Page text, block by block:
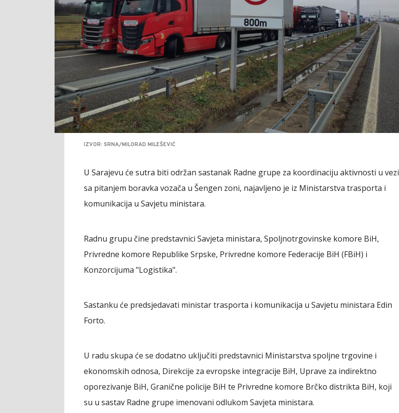
IZVOR: SRNA/MILORAD MILEŠEVIĆ
U Sarajevu će sutra biti održan sastanak Radne grupe za koordinaciju aktivnosti u vezi
sa pitanjem boravka vozača u Šengen zoni, najavljeno je iz Ministarstva trasporta i
komunikacija u Savjetu ministara.
Radnu grupu čine predstavnici Savjeta ministara, Spoljnotrgovinske komore BiH,
Privredne komore Republike Srpske, Privredne komore Federacije BiH (FBiH) i
Konzorcijuma "Logistika".
Sastanku će predsjedavati ministar trasporta i komunikacija u Savjetu ministara Edin
Forto.
U radu skupa će se dodatno uključiti predstavnici Ministarstva spoljne trgovine i
ekonomskih odnosa, Direkcije za evropske integracije BiH, Uprave za indirektno
oporezivanje BiH, Granične policije BiH te Privredne komore Brčko distrikta BiH, koji
su u sastav Radne grupe imenovani odlukom Savjeta ministara.